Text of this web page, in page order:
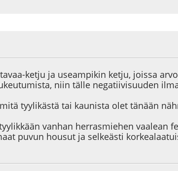
ketju ja useampikin ketju, joissa
niin tälle negatiivisuuden
tyylikästä tai kaunista olet tänään
vanhan herrasmiehen vaalean
puvun housut ja selkeästi